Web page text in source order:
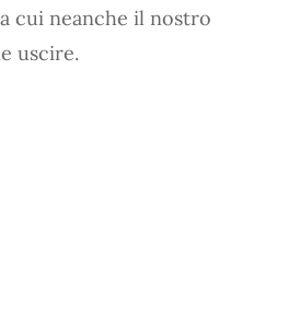
cui neanche il nostro
uscire.